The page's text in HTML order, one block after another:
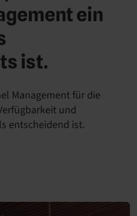
ein
ist.
Management für die
und
entscheidend ist.